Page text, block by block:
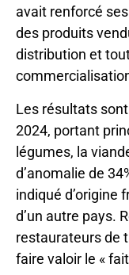
avait renforcé
des produits
distribution et
Les résultats
2024, portant
légumes, la
d’anomalie de
indiqué d’origine
d’un autre pays.
restaurateurs de
faire valoir le «